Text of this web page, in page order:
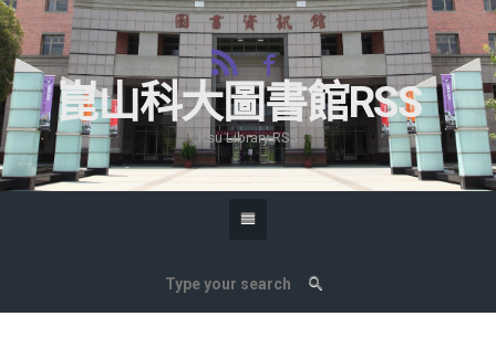
崑山科大圖書館RSS
Ksu Library RSS